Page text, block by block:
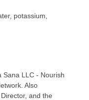
potassium,
Sana LLC - Nourish
Also
and the